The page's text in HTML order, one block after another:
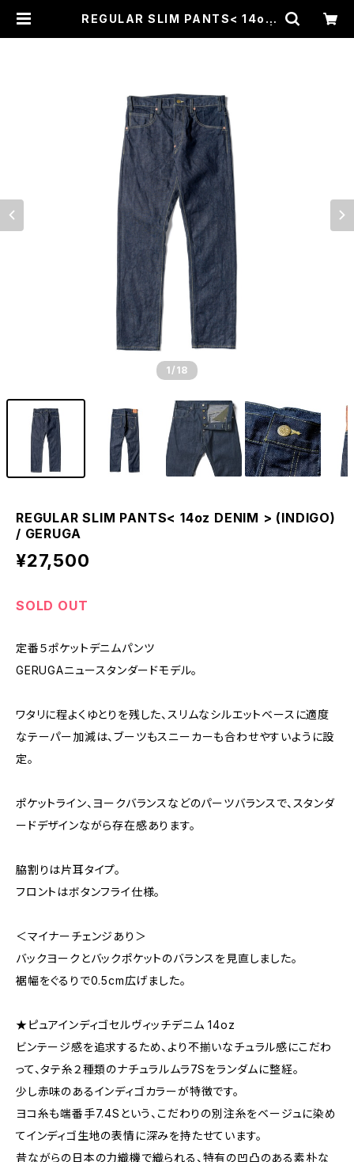
REGULAR SLIM PANTS< 14oz
1 /18
REGULAR SLIM PANTS< 14oz DENIM > (INDIGO)
/ GERUGA
¥27,500
SOLD OUT
定番５ポケットデニムパンツ
GERUGAニュースタンダードモデル。
ワタリに程よくゆとりを残した、スリムなシルエットベースに適度
なテーパー加減は、ブーツもスニーカーも合わせやすいように設
定。
ポケットライン、ヨークバランスなどのパーツバランスで、スタンダ
ードデザインながら存在感あります。
脇割りは片耳タイプ。
フロントはボタンフライ仕様。
＜マイナーチェンジあり＞
バックヨークとバックポケットのバランスを見直しました。
裾幅をぐるりで0.5cm広げました。
★ピュアインディゴセルヴィッチデニム 14oz
ビンテージ感を追求するため、より不揃いなチュラル感にこだわ
って、タテ糸２種類のナチュラルムラ7Sをランダムに整経。
少し赤味のあるインディゴカラーが特徴です。
ヨコ糸も端番手7.4Sという、こだわりの別注糸をベージュに染め
てインディゴ生地の表情に深みを持たせています。
昔ながらの日本の力織機で織られる、特有の凹凸のある素朴な